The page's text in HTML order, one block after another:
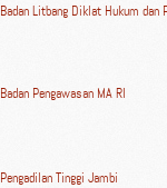
Badan Litbang Diklat Hukum dan
Badan Pengawasan MA RI
Pengadilan Tinggi Jambi